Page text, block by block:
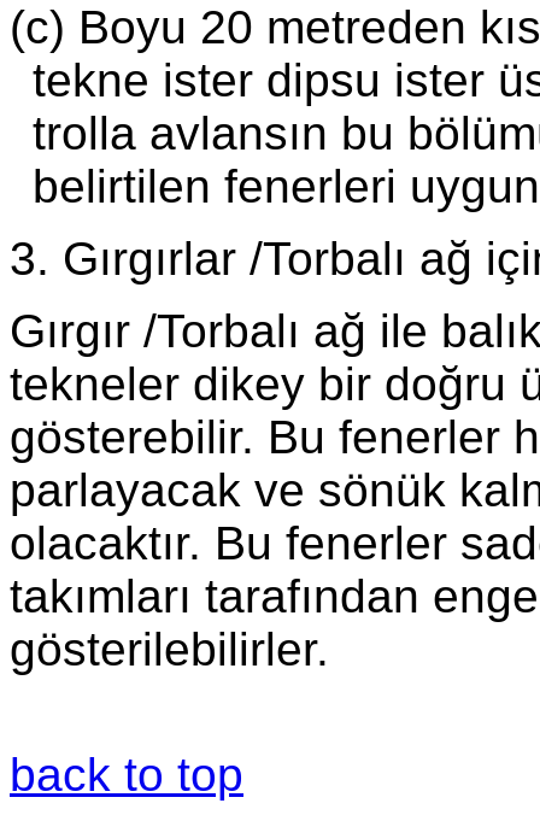
(c) Boyu 20 metreden
tekne ister dipsu ister
trolla avlansın bu
belirtilen fenerleri
3. Gırgırlar /Torbalı ağ
Gırgır /Torbalı ağ ile
tekneler dikey bir doğru
gösterebilir. Bu fenerler
parlayacak ve sönük
olacaktır. Bu fenerler
takımları tarafından
gösterilebilirler.
back to top